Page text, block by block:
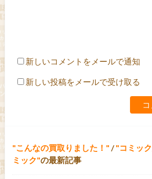
新しいコメントをメールで通知
新しい投稿をメールで受け取る
こんなの買取りました！ / コミッ
ミック の最新記事